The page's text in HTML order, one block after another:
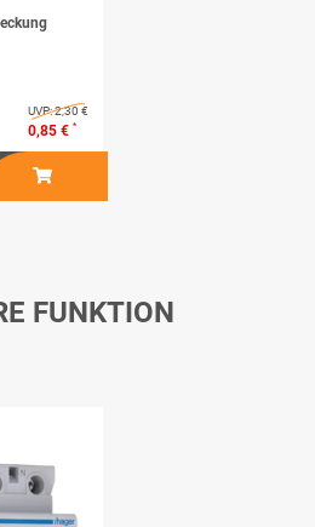
UVP:2,30 €
0,85 € *
FUNKTION